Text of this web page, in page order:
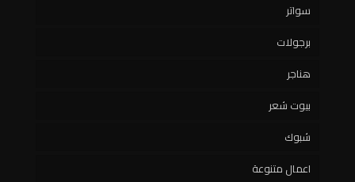
مظلات سيارات
مظلات مسابح
مظلات هرمية
مظلات مدارس
سواتر
سواتر خشبية
سواتر حديد
سواتر قماش
سواتر مدارس
برجولات
هناجر
بيوت شعر
شبوك
اعمال متنوعة